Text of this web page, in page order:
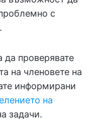
с
проверявате
на членовете на
информирани
на
задачи.